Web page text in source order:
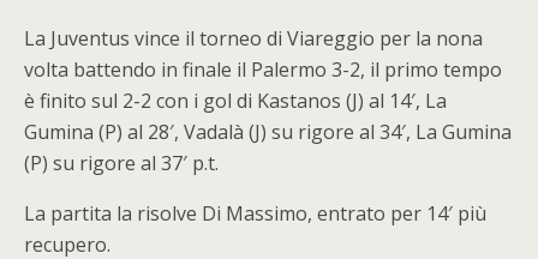
La Juventus vince il torneo di Viareggio per la nona
volta battendo in finale il Palermo 3-2, il primo tempo
è finito sul 2-2 con i gol di Kastanos (J) al 14′, La
Gumina (P) al 28′, Vadalà (J) su rigore al 34′, La Gumina
(P) su rigore al 37′ p.t.
La partita la risolve Di Massimo, entrato per 14′ più
recupero.